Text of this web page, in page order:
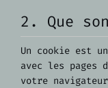
2. Que
Un cookie est
avec les pages
votre